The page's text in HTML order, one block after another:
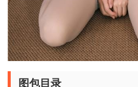
图包目录